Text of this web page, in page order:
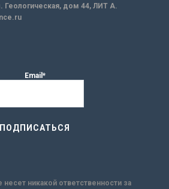
Геологическая, дом 44, ЛИТ А.
Email*
никакой ответственности за